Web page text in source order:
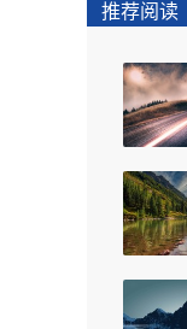
推荐阅读